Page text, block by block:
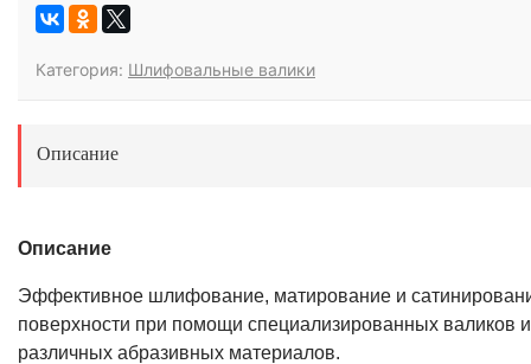
Категория: Шлифовальные валики
Описание
Описание
Эффективное шлифование, матирование и
поверхности при помощи специализированных валиков
различных абразивных материалов.